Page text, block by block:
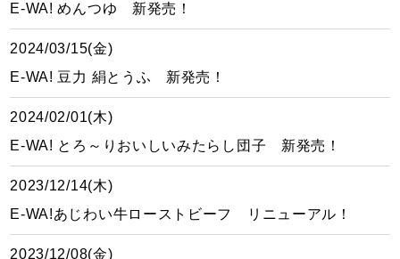
E-WA! めんつゆ 新発売！
2024/03/15(金)
E-WA! 豆力 絹とうふ 新発売！
2024/02/01(木)
E-WA! とろ～りおいしいみたらし団子 新発売！
2023/12/14(木)
E-WA!あじわい牛ローストビーフ リニューアル！
2023/12/08(金)